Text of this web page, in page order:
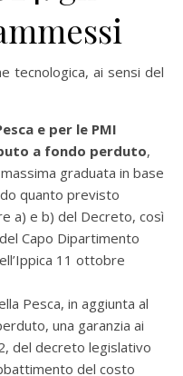
tecnologica, ai sensi del
e per le PMI
a fondo perduto,
graduata in base
quanto previsto
a) e b) del Decreto, così
Capo Dipartimento
11 ottobre
Pesca, in aggiunta al
una garanzia ai
del decreto legislativo
del costo